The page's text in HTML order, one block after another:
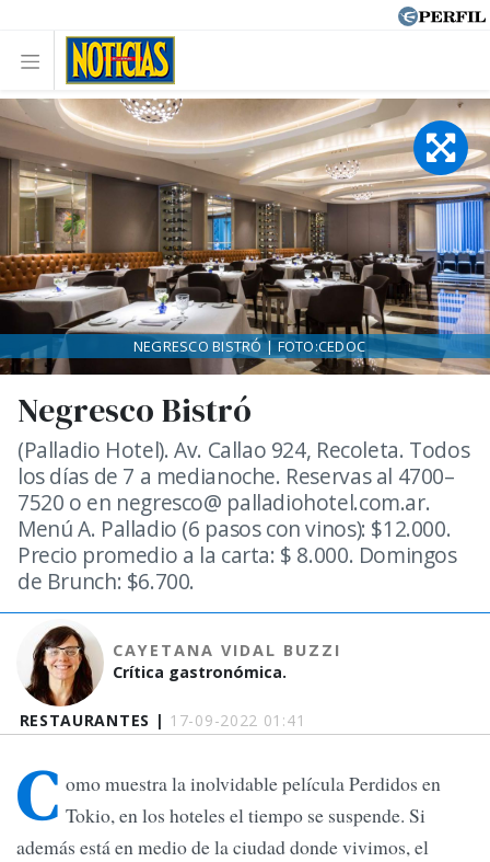
RESTAURANTES | 17-09-2022 01:41
Negresco Bistró
(Palladio Hotel). Av. Callao 924, Recoleta. Todos
los días de 7 a medianoche. Reservas al 4700–
7520 o en negresco@ palladiohotel.com.ar.
Menú A. Palladio (6 pasos con vinos): $12.000.
Precio promedio a la carta: $ 8.000. Domingos
de Brunch: $6.700.
CAYETANA VIDAL BUZZI
Crítica gastronómica.
NEGRESCO BISTRÓ | FOTO:CEDOC
C omo muestra la inolvidable película Perdidos en
Tokio, en los hoteles el tiempo se suspende. Si
además está en medio de la ciudad donde vivimos, el